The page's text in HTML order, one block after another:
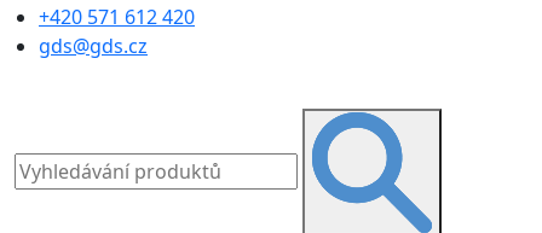
+420 571 612 420
gds@gds.cz